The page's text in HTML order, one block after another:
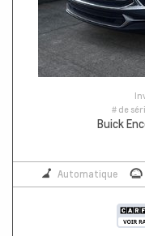
# de
Buick
Automatique